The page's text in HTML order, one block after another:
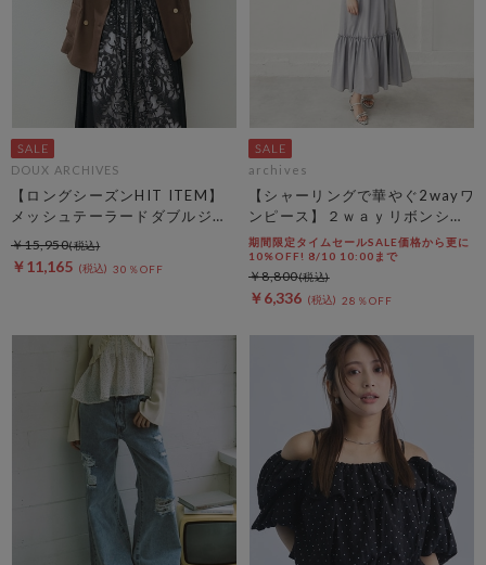
DOUX ARCHIVES
【ロングシーズンHIT ITEM】
メッシュテーラードダブルジャ
ケット
￥11,165 30％OFF
￥15,950
archives
【シャーリングで華やぐ2wayワ
ンピース】２ｗａｙリボンシャ
ーリングノースリワンピース
期間限定タイムセールSALE価格から更に
10%OFF! 8/10 10:00まで
￥6,336 28％OFF
￥8,800